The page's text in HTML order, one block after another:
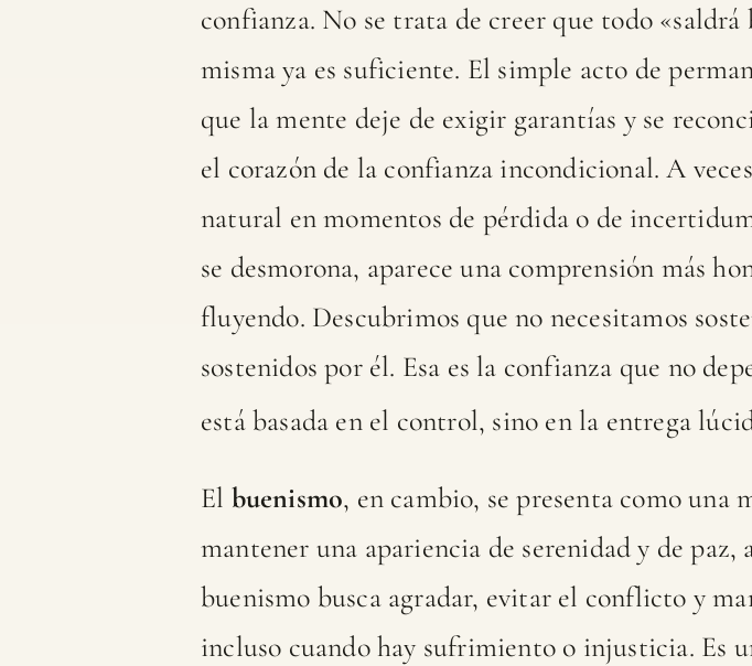
confianza. No se trata de creer que todo
misma ya es suficiente. El simple acto de
que la mente deje de exigir garantías y se
el corazón de la confianza incondicional. A
natural en momentos de pérdida o de
se desmorona, aparece una comprensión más
fluyendo. Descubrimos que no necesitamos
sostenidos por él. Esa es la confianza que no
está basada en el control, sino en la entrega
El buenismo, en cambio, se presenta como una
mantener una apariencia de serenidad y de
buenismo busca agradar, evitar el conflicto y
incluso cuando hay sufrimiento o injusticia. Es